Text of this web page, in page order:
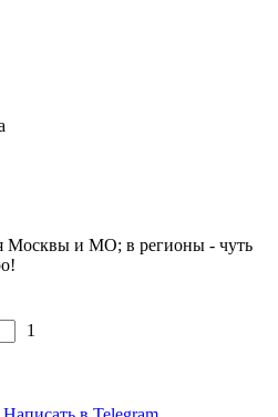
Москвы и МО; в регионы - чуть
1